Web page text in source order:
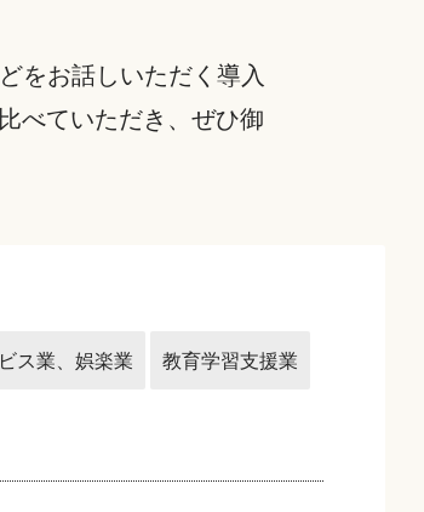
をお話しいただく導入
べていただき、ぜひ御
ス業、娯楽業 教育学習支援業